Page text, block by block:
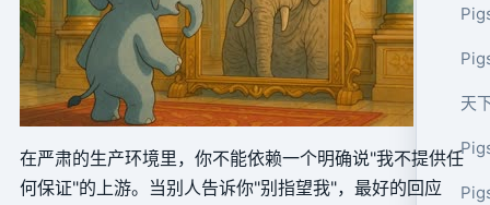
天
在严肃的生产环境里，你不能依赖一个明确说"我不提供任
何保证"的上游。当别人告诉你"别指望我"，最好的回应